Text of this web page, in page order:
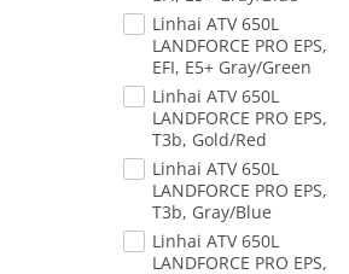
Linhai ATV 650L
LANDFORCE PRO EPS,
EFI, E5+ Gray/Green
Linhai ATV 650L
LANDFORCE PRO EPS,
T3b, Gold/Red
Linhai ATV 650L
LANDFORCE PRO EPS,
T3b, Gray/Blue
Linhai ATV 650L
LANDFORCE PRO EPS,